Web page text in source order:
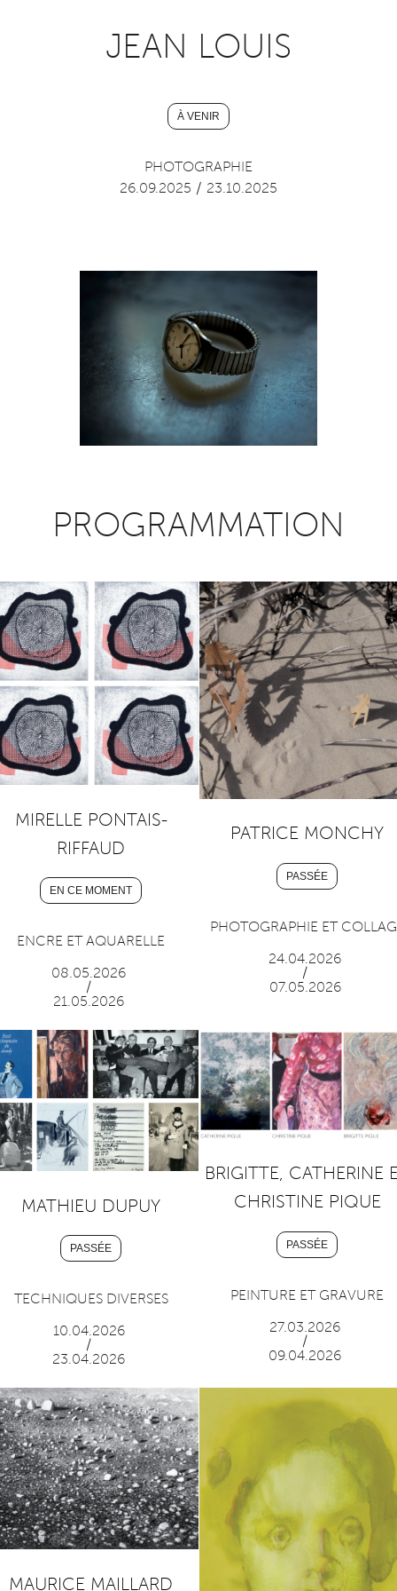
JEAN LOUIS
À VENIR
PHOTOGRAPHIE
26.09.2025 / 23.10.2025
PROGRAMMATION
MIRELLE PONTAIS-
RIFFAUD
EN CE MOMENT
ENCRE ET AQUARELLE
08.05.2026
/
21.05.2026
PATRICE MONCHY
PASSÉE
PHOTOGRAPHIE ET
24.04.2026
/
07.05.2026
MATHIEU DUPUY
PASSÉE
TECHNIQUES DIVERSES
10.04.2026
/
23.04.2026
BRIGITTE, CATHERINE
CHRISTINE PIQUE
PASSÉE
PEINTURE ET GRAVURE
27.03.2026
/
09.04.2026
MAURICE MAILLARD